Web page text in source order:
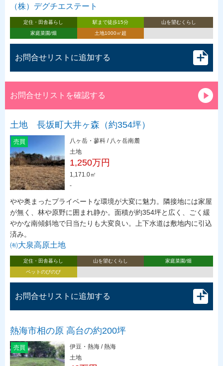
（株）デグチエステート
定住・田舎暮らし 駅まで徒歩15分
山を望むくらし
家庭菜園/畑
土地1000㎡超
お問合せリストに追加する
お問合せリストを確認する
土地 長坂町大井ヶ森（約354坪）
売買
八ヶ岳・蓼科 / 八ヶ岳南麓
土地
1,250万円
1,171.0㎡
-
やや奥まったプライベートな環境が大変に魅力。隣接地には家屋
が無く、林や原野に囲まれ静か。面積が約354坪と広く、ごく緩
やかな南傾斜地で日当たりも大変良い。上下水道は敷地内に引込
済み。
㈲大泉高原土地
定住・田舎暮らし 山を望むくらし
家庭菜園/畑
ペットのびのび
お問合せリストに追加する
熱海市相の原 高台の約200坪
売買
伊豆・熱海 / 熱海
土地